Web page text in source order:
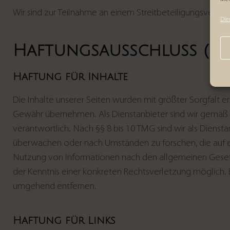
Wir sind zur Teilnahme an einem
Haftungsausschluss
Haftung für Inhalte
Die Inhalte unserer Seiten wurden mit größter Sorgfalt
Gewähr übernehmen. Als Dienstanbieter sind wir
verantwortlich. Nach §§ 8 bis 10 TMG sind wir als
überwachen oder nach Umständen zu forschen, die
Nutzung von Informationen nach den allgemeinen
der Kenntnis einer konkreten Rechtsverletzung
umgehend entfernen.
Haftung für Links